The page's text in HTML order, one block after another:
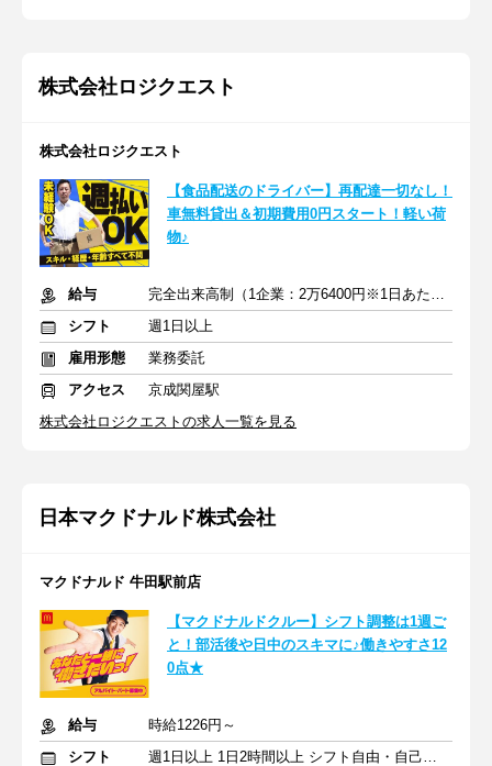
株式会社ロジクエスト
株式会社ロジクエスト
【食品配送のドライバー】再配達一切なし！
車無料貸出＆初期費用0円スタート！軽い荷
物♪
給与
完全出来高制（1企業：2万6400円※1日あたり）
シフト
週1日以上
雇用形態
業務委託
アクセス
京成関屋駅
株式会社ロジクエストの求人一覧を見る
日本マクドナルド株式会社
マクドナルド 牛田駅前店
【マクドナルドクルー】シフト調整は1週ご
と！部活後や日中のスキマに♪働きやすさ12
0点★
給与
時給1226円～
シフト
週1日以上 1日2時間以上 シフト自由・自己申告